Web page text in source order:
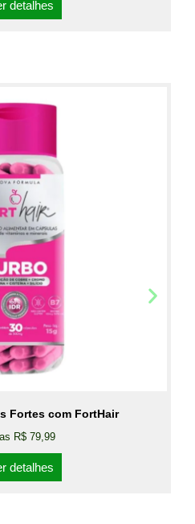
detalhes
Fortes com FortHair
R$ 79,99
detalhes